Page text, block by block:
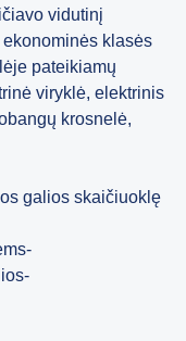
vidutinį
klasės
pateikiamų
viryklė, elektrinis
krosnelė,
galios skaičiuoklę